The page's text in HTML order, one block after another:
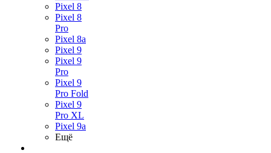
Pixel 8
Pixel 8
Pro
Pixel 8a
Pixel 9
Pixel 9
Pro
Pixel 9
Pro Fold
Pixel 9
Pro XL
Pixel 9a
Ещё